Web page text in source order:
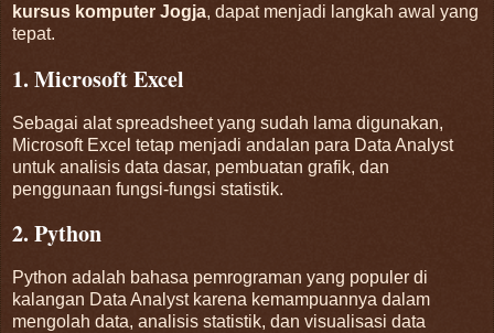
kursus komputer Jogja, dapat menjadi langkah awal yang
tepat.
1. Microsoft Excel
Sebagai alat spreadsheet yang sudah lama digunakan,
Microsoft Excel tetap menjadi andalan para Data Analyst
untuk analisis data dasar, pembuatan grafik, dan
penggunaan fungsi-fungsi statistik.
2. Python
Python adalah bahasa pemrograman yang populer di
kalangan Data Analyst karena kemampuannya dalam
mengolah data, analisis statistik, dan visualisasi data